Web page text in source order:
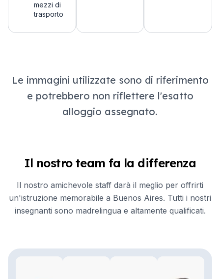
mezzi di
trasporto
Le immagini utilizzate sono di riferimento
e potrebbero non riflettere l'esatto
alloggio assegnato.
Il nostro team fa la differenza
Il nostro amichevole staff darà il meglio per offrirti
un'istruzione memorabile a Buenos Aires. Tutti i nostri
insegnanti sono madrelingua e altamente qualificati.